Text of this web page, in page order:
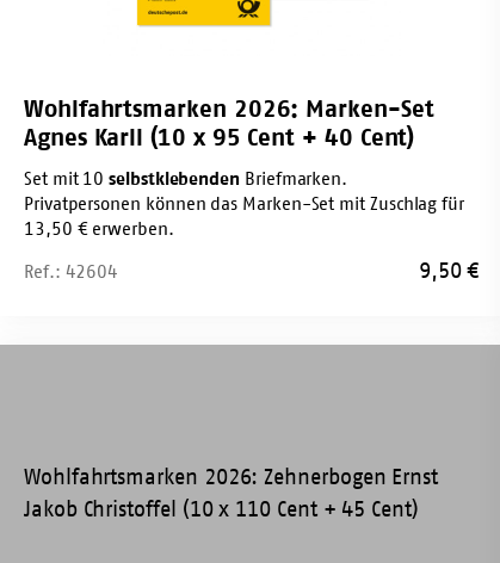
Wohlfahrtsmarken 2026: Marken-Set
Agnes Karll (10 x 95 Cent + 40 Cent)
Set mit 10selbstklebenden Briefmarken.
Privatpersonen können das Marken-Set mit Zuschlag für
13,50 € erwerben.
Ref.: 42604 9,50€
Jakob
Christoffel